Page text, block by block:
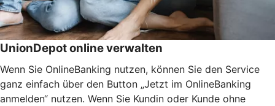
UnionDepot online verwalten
Wenn Sie OnlineBanking nutzen, können Sie den Service
ganz einfach über den Button „Jetzt im OnlineBanking
anmelden“ nutzen. Wenn Sie Kundin oder Kunde ohne